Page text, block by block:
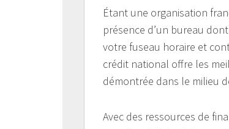
Étant une organisation
présence d’un bureau
votre fuseau horaire et
crédit national offre les
démontrée dans le milieu
Avec des ressources de